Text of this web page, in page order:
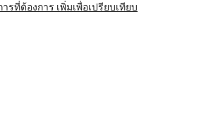
ารที่ต้องการ เพิ่มเพื่อเปรียบเทียบ